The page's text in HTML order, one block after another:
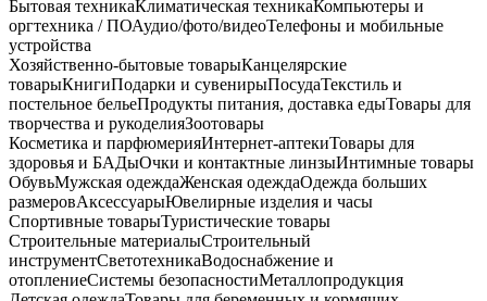
Бытовая техникаКлиматическая техникаКомпьютеры и
оргтехника / ПОАудио/фото/видеоТелефоны и мобильные
устройства
Хозяйственно-бытовые товарыКанцелярские
товарыКнигиПодарки и сувенирыПосудаТекстиль и
постельное бельеПродукты питания, доставка едыТовары для
творчества и рукоделияЗоотовары
Косметика и парфюмерияИнтернет-аптекиТовары для
здоровья и БАДыОчки и контактные линзыИнтимные товары
ОбувьМужская одеждаЖенская одеждаОдежда больших
размеровАксессуарыЮвелирные изделия и часы
Спортивные товарыТуристические товары
Строительные материалыСтроительный
инструментСветотехникаВодоснабжение и
отоплениеСистемы безопасностиМеталлопродукция